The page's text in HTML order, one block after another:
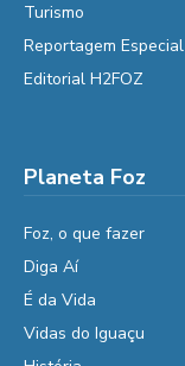
Turismo
Reportagem Especial
Editorial H2FOZ
Planeta Foz
Foz, o que fazer
Diga Aí
É da Vida
Vidas do Iguaçu